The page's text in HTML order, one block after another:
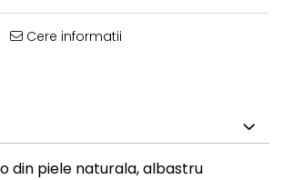
Cere informatii
din piele naturala, albastru